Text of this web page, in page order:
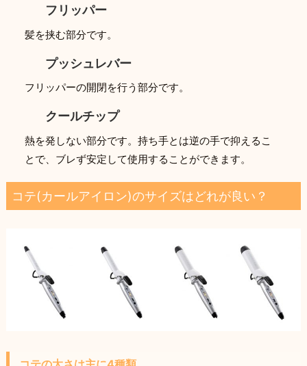
フリッパー
髪を挟む部分です。
プッシュレバー
フリッパーの開閉を行う部分です。
クールチップ
熱を発しない部分です。持ち手とは逆の手で抑えるこ
とで、ブレず安定して使用することができます。
コテ(カールアイロン)のサイズはどれが良い？